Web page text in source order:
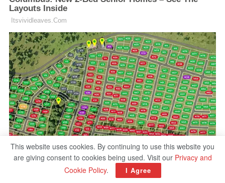
This website uses cookies. By continuing to use this website you
are giving consent to cookies being used. Visit our Privacy and
Cookie Policy. I Agree